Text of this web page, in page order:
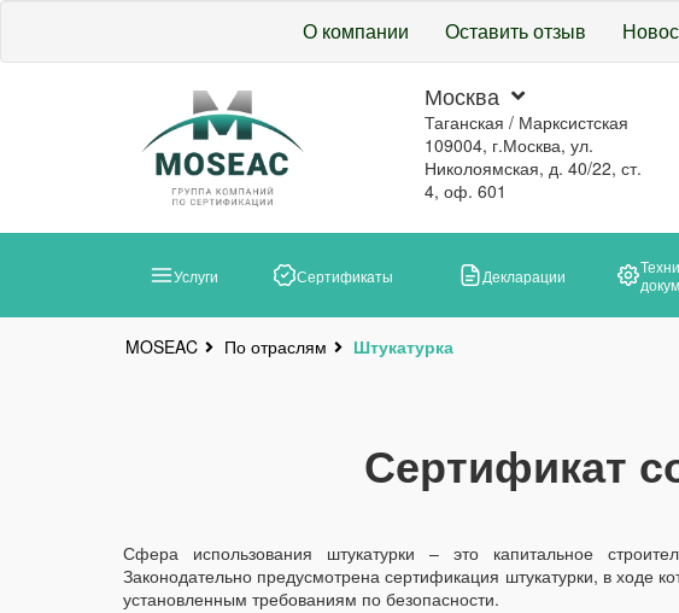
О компании Оставить отзыв
Москва
Таганская / Марксистская
109004, г.Москва, ул.
Николоямская, д. 40/22, ст.
4, оф. 601
Услуги Сертификаты Декларации
MOSEAC По отраслям Штукатурка
Сертификат
Сфера использования штукатурки – это капитальное
Законодательно предусмотрена сертификация штукатурки, в ходе
установленным требованиям по безопасности.